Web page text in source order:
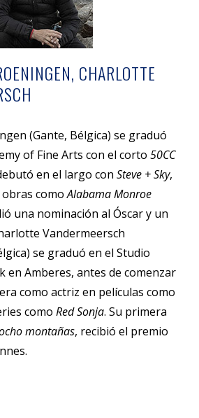
CHARLOTTE
(Gante, Bélgica) se graduó
of Fine Arts con el corto50CC
en el largo conSteve + Sky,
comoAlabama Monroe
una nominación al Óscar y un
Vandermeersch
se graduó en el Studio
en Amberes, antes de comenzar
como actriz en películas como
comoRed Sonja.Su primera
montañas, recibió el premio